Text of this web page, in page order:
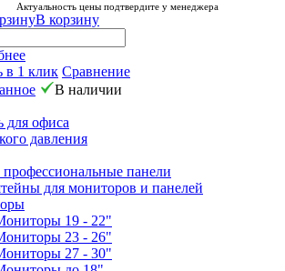
Актуальность цены подтвердите у менеджера
В корзину
в 1 клик Сравнение
В наличии
для офиса
давления
панели
для мониторов и панелей
19 - 22"
23 - 26"
27 - 30"